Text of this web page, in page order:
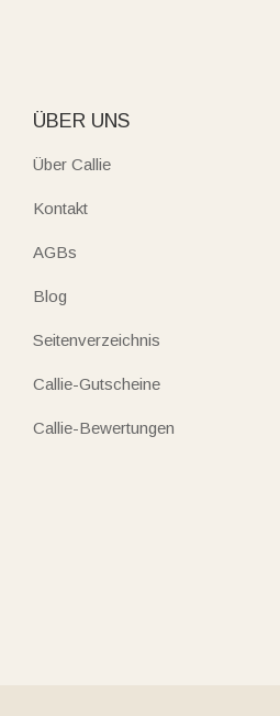
ÜBER UNS
Über Callie
Kontakt
AGBs
Blog
Seitenverzeichnis
Callie-Gutscheine
Callie-Bewertungen